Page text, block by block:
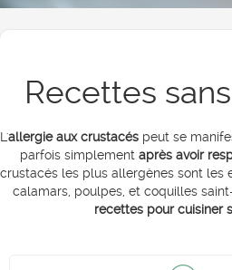
Recettes
L'allergie aux crustacéspeut se
parfois simplement après avoir
crustacés les plus allergènes sont les
calamars, poulpes, et coquilles
recettes pour cuisiner